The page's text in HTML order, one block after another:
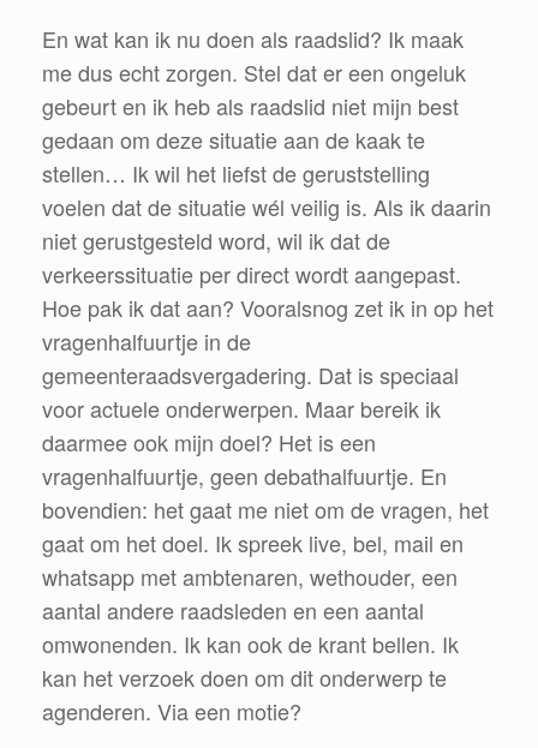
En wat kan ik nu doen als raadslid? Ik maak
me dus echt zorgen. Stel dat er een ongeluk
gebeurt en ik heb als raadslid niet mijn best
gedaan om deze situatie aan de kaak te
stellen… Ik wil het liefst de geruststelling
voelen dat de situatie wél veilig is. Als ik daarin
niet gerustgesteld word, wil ik dat de
verkeerssituatie per direct wordt aangepast.
Hoe pak ik dat aan? Vooralsnog zet ik in op het
vragenhalfuurtje in de
gemeenteraadsvergadering. Dat is speciaal
voor actuele onderwerpen. Maar bereik ik
daarmee ook mijn doel? Het is een
vragenhalfuurtje, geen debathalfuurtje. En
bovendien: het gaat me niet om de vragen, het
gaat om het doel. Ik spreek live, bel, mail en
whatsapp met ambtenaren, wethouder, een
aantal andere raadsleden en een aantal
omwonenden. Ik kan ook de krant bellen. Ik
kan het verzoek doen om dit onderwerp te
agenderen. Via een motie?